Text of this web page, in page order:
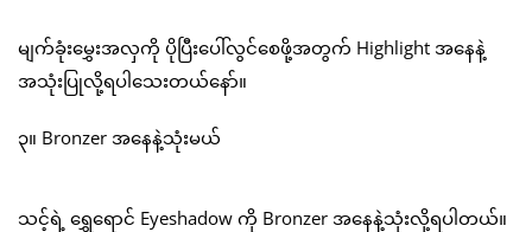
မျက်ခုံးမွှေးအလှကို ပိုပြီးပေါ်လွင်စေဖို့အတွက် Highlight အနေနဲ့
အသုံးပြုလို့ရပါသေးတယ်နော်။
၃။ Bronzer အနေနဲ့သုံးမယ်
သင့်ရဲ့ ရွှေရောင် Eyeshadow ကို Bronzer အနေနဲ့သုံးလို့ရပါတယ်။